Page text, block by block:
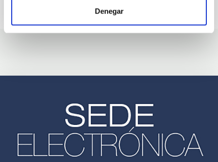
Denegar